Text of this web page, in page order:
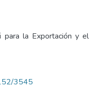
para la Exportación y el
3545